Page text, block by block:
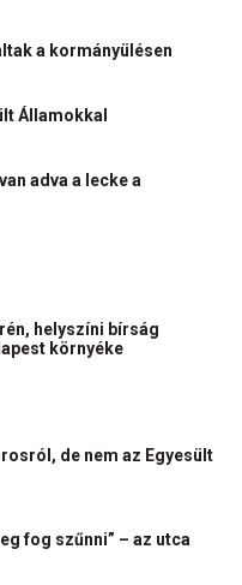
a kormányülésen
Államokkal
adva a lecke a
helyszíni bírság
környéke
de nem az Egyesült
fog szűnni” – az utca